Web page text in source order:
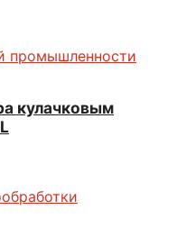
промышленности
кулачковым